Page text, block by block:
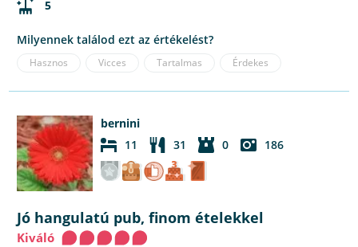
5
Milyennek találod ezt az értékelést?
Hasznos Vicces Tartalmas Érdekes
bernini
11
31 0 186
Jó hangulatú pub, finom ételekkel
Kiváló